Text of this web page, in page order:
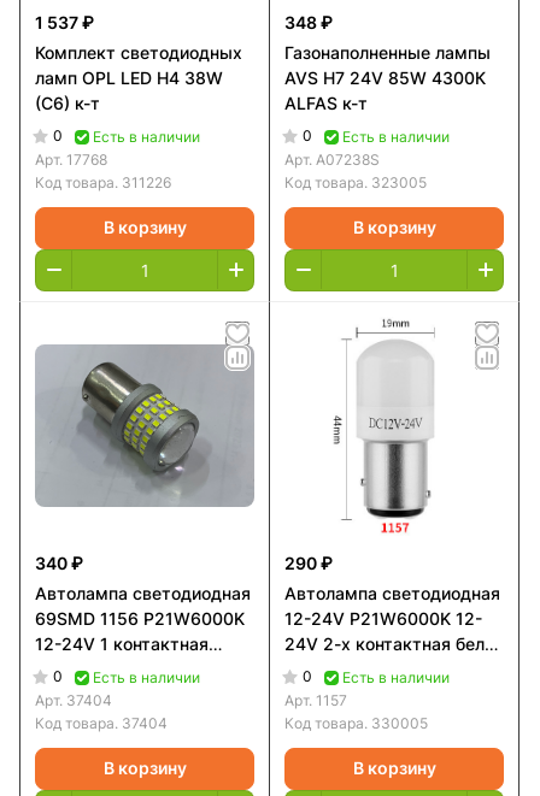
1 537 ₽
Комплект светодиодных
ламп OPL LED H4 38W
(С6) к-т
0
Есть в наличии
Арт. 17768
Код товара. 311226
В корзину
348 ₽
Газонаполненные лампы
AVS H7 24V 85W 4300К
ALFAS к-т
0
Есть в наличии
Арт. A07238S
Код товара. 323005
В корзину
340 ₽
Автолампа светодиодная
69SMD 1156 P21W6000K
12-24V 1 контактная
линза белая Самурай
0
Есть в наличии
Арт. 37404
Код товара. 37404
В корзину
290 ₽
Автолампа светодиодная
12-24V P21W6000K 12-
24V 2-х контактная белое
стекло керамика
0
Есть в наличии
Арт. 1157
Код товара. 330005
В корзину